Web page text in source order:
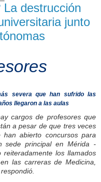
destrucción
junto
severa que han sufrido las
llegaron a las aulas
cargos de profesores que
a pesar de que tres veces
abierto concursos para
sede principal en Mérida
los llamados
las carreras de Medicina,